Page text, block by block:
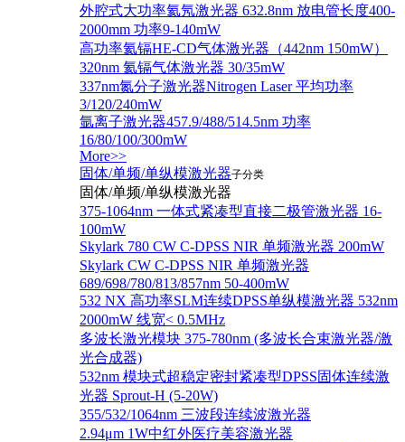
外腔式大功率氦氖激光器 632.8nm 放电管长度400-
2000mm 功率9-140mW
高功率氦镉HE-CD气体激光器（442nm 150mW）
320nm 氦镉气体激光器 30/35mW
337nm氮分子激光器Nitrogen Laser 平均功率
3/120/240mW
氩离子激光器457.9/488/514.5nm 功率
16/80/100/300mW
More>>
固体/单频/单纵模激光器子分类
固体/单频/单纵模激光器
375-1064nm 一体式紧凑型直接二极管激光器 16-
100mW
Skylark 780 CW C-DPSS NIR 单频激光器 200mW
Skylark CW C-DPSS NIR 单频激光器
689/698/780/813/857nm 50-400mW
532 NX 高功率SLM连续DPSS单纵模激光器 532nm
2000mW 线宽< 0.5MHz
多波长激光模块 375-780nm (多波长合束激光器/激
光合成器)
532nm 模块式超稳定密封紧凑型DPSS固体连续激
光器 Sprout-H (5-20W)
355/532/1064nm 三波段连续波激光器
2.94μm 1W中红外医疗美容激光器